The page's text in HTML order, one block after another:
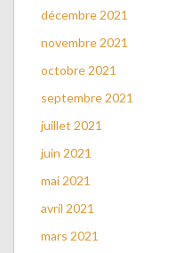
décembre 2021
novembre 2021
octobre 2021
septembre 2021
juillet 2021
juin 2021
mai 2021
avril 2021
mars 2021